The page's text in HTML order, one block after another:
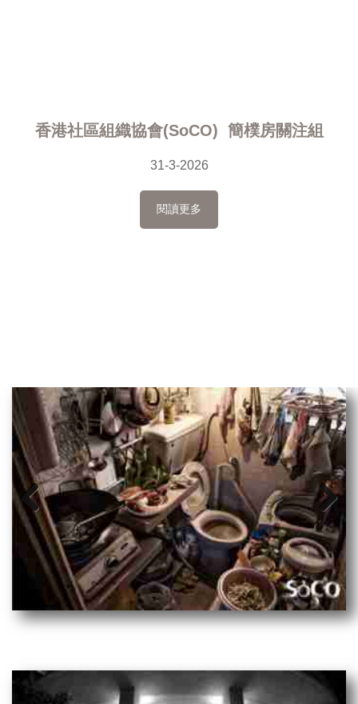
香港社區組織協會(SoCO) 簡樸房關注組
31-3-2026
閱讀更多
Prev
ious
Next